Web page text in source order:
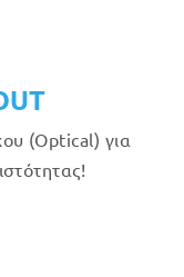
(Optical) για